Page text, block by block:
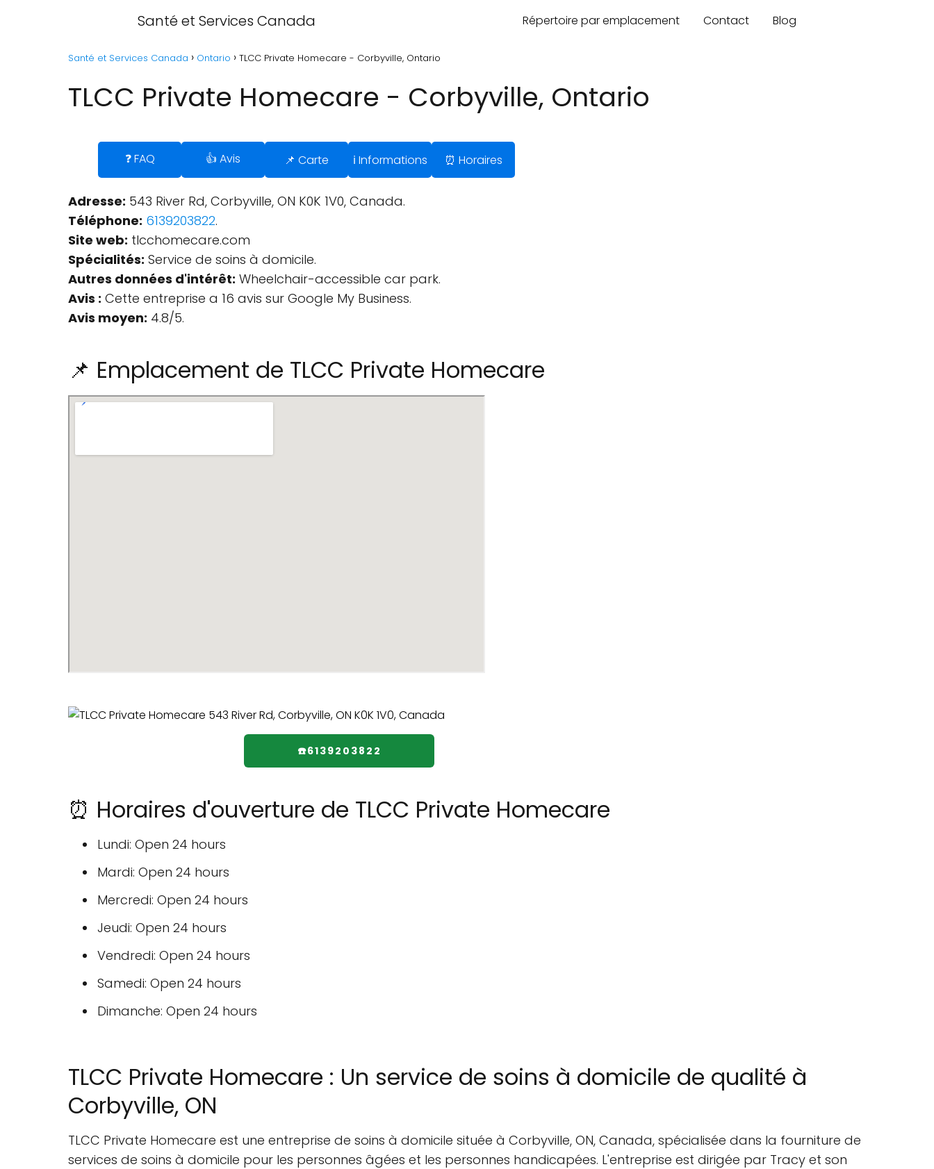
Santé et Services Canada Répertoire par emplacement Contact Blog
Santé et Services Canada Ontario TLCC Private Homecare - Corbyville, Ontario
TLCC Private Homecare - Corbyville, Ontario
❓ FAQ 👍 Avis 📌 Carte ℹ️ Informations ⏰ Horaires
Adresse: 543 River Rd, Corbyville, ON K0K 1V0, Canada.
Téléphone: 6139203822.
Site web: tlcchomecare.com
Spécialités: Service de soins à domicile.
Autres données d'intérêt: Wheelchair-accessible car park.
Avis : Cette entreprise a 16 avis sur Google My Business.
Avis moyen: 4.8/5.
📌 Emplacement de TLCC Private Homecare
☎️6139203822
⏰ Horaires d'ouverture de TLCC Private Homecare
Lundi: Open 24 hours
Mardi: Open 24 hours
Mercredi: Open 24 hours
Jeudi: Open 24 hours
Vendredi: Open 24 hours
Samedi: Open 24 hours
Dimanche: Open 24 hours
TLCC Private Homecare : Un service de soins à domicile de qualité à
Corbyville, ON
TLCC Private Homecare est une entreprise de soins à domicile située à Corbyville, ON, Canada, spécialisée dans la fourniture de
services de soins à domicile pour les personnes âgées et les personnes handicapées. L'entreprise est dirigée par Tracy et son